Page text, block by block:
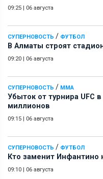
09:25 | 06 августа
СУПЕРНОВОСТЬ / ФУТБОЛ
В Алматы строят
09:20 | 06 августа
СУПЕРНОВОСТЬ / ММА
Убыток от турнира UFC
миллионов
09:15 | 06 августа
СУПЕРНОВОСТЬ / ФУТБОЛ
Кто заменит Инфантино
09:10 | 06 августа